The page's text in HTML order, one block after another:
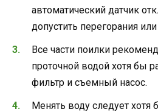
автоматический датчик
допустить перегорания
Все части поилки
проточной водой хотя бы
фильтр и съемный насос.
Менять воду следует хотя